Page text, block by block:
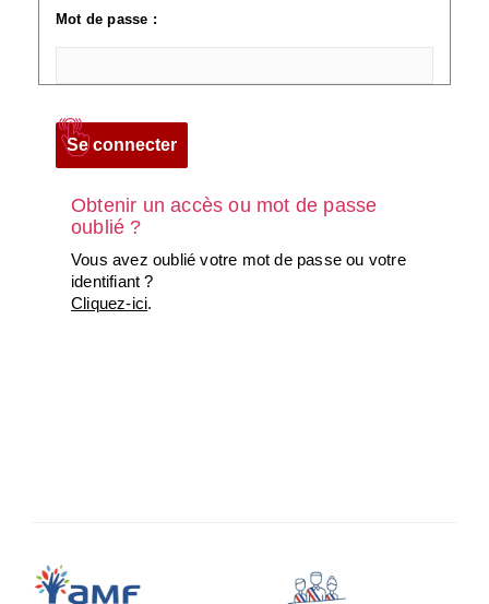
Mot de passe :
Obtenir un accès ou mot de passe
oublié ?
Vous avez oublié votre mot de passe ou votre
identifiant ?
Cliquez-ici.